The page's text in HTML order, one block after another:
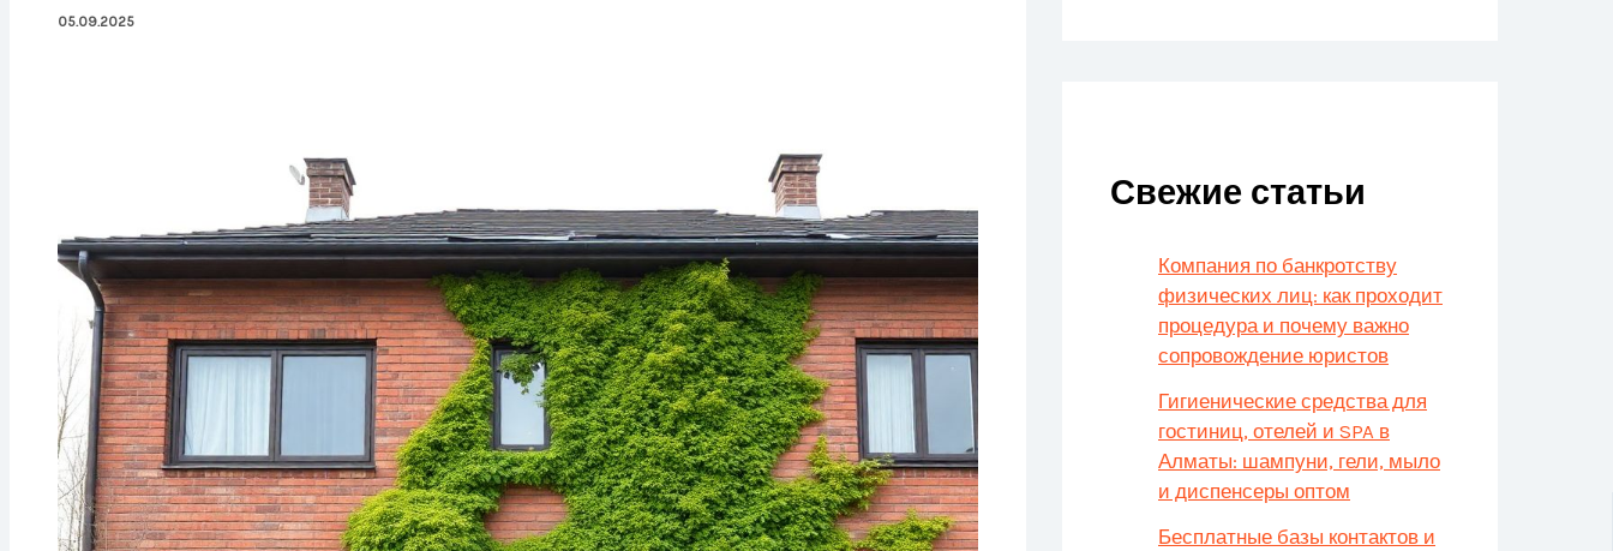
05.09.2025
Свежие статьи
Компания по банкротству
физических лиц: как проходит
процедура и почему важно
сопровождение юристов
Гигиенические средства для
гостиниц, отелей и SPA в
Алматы: шампуни, гели, мыло
и диспенсеры оптом
Бесплатные базы контактов и